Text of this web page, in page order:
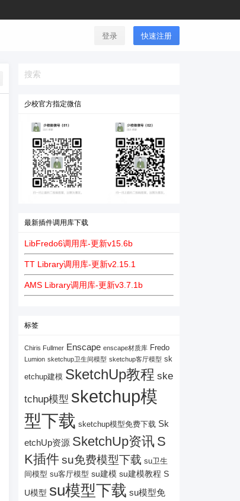
登录 快速注册
少校官方指定微信
最新插件调用库下载
LibFredo6调用库-更新v15.6b
TT Library调用库-更新v2.15.1
AMS Library调用库-更新v3.7.1b
标签
Chiris Fullmer Enscape enscape材质库 Fredo
Lumion sketchup卫生间模型 sketchup客厅模型 sk
etchup建模 SketchUp教程 ske
tchup模型 sketchup模
型下载 sketchup模型免费下载 Sk
etchUp资源 SketchUp资讯 S
K插件su免费模型下载 su卫生
间模型 su客厅模型 su建模 su建模教程 S
U模型 su模型下载 su模型免